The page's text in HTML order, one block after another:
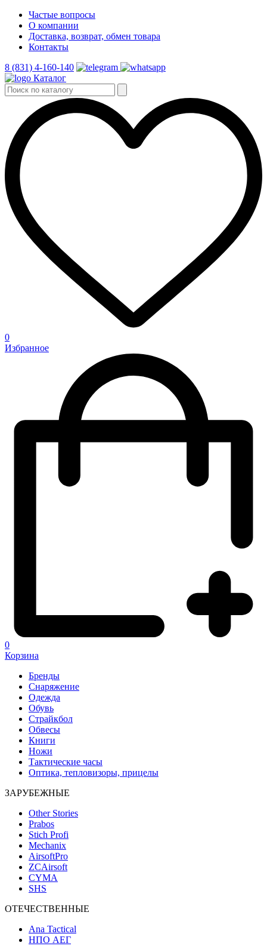
Частые вопросы
О компании
Доставка, возврат, обмен товара
Контакты
8 (831) 4-160-140
Каталог
0
Избранное
0
Корзина
Бренды
Снаряжение
Одежда
Обувь
Страйкбол
Обвесы
Книги
Ножи
Тактические часы
Оптика, тепловизоры, прицелы
ЗАРУБЕЖНЫЕ
Other Stories
Prabos
Stich Profi
Mechanix
AirsoftPro
ZCAirsoft
CYMA
SHS
ОТЕЧЕСТВЕННЫЕ
Ana Tactical
НПО АЕГ